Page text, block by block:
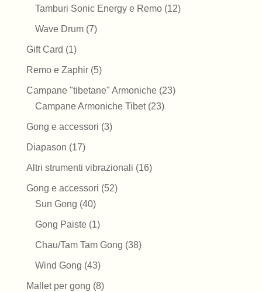
Tamburi Sonic Energy e Remo 1212
Wave Drum 77
Gift Card 11
prodotto
Remo e Zaphir 55
prodotti
Campane "tibetane" Armoniche 2323
Campane Armoniche Tibet 2323
Gong e accessori 33
Diapason 1717
prodotti
Altri strumenti vibrazionali 1616
Gong e accessori 5252
Sun Gong 4040
prodotti
Gong Paiste 11
prodotto
Chau/Tam Tam Gong 3838
Wind Gong 4343
prodotti
Mallet per gong 88